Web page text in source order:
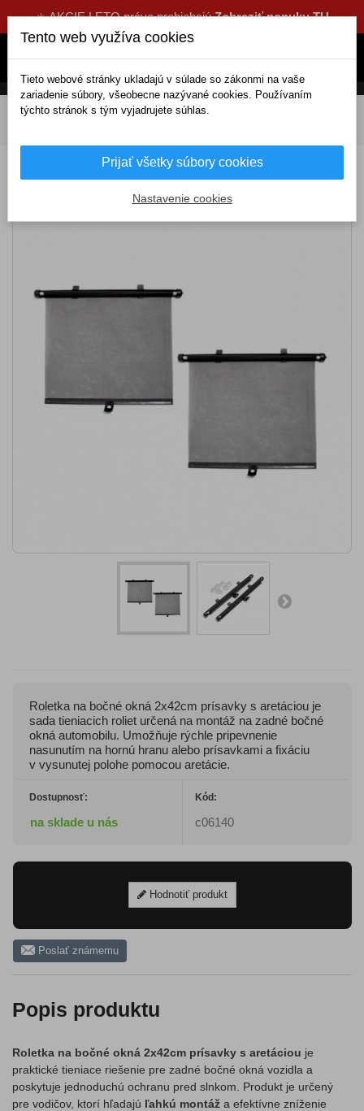
☀️ AKCIE LETO práve prebiehajúZobraziť ponuku TU
DOMOV Interiérové doplnky
Roletka na bočné okná 2x42cm prísavky s
aretáciou
Roletka na bočné okná 2x42cm prísavky s aretáciou je
sada tieniacich roliet určená na montáž na zadné bočné
okná automobilu. Umožňuje rýchle pripevnenie
nasunutím na hornú hranu alebo prísavkami a fixáciu
v vysunutej polohe pomocou aretácie.
Dostupnosť:
na sklade u nás
Kód:
c06140
Hodnotiť produkt
Poslať známemu
Popis produktu
Roletka na bočné okná 2x42cm prísavky s aretáciou je
praktické tieniace riešenie pre zadné bočné okná vozidla a
poskytuje jednoduchú ochranu pred slnkom. Produkt je určený
pre vodičov, ktorí hľadajú ľahkú montáž a efektívne zníženie
Tento web využíva cookies
Tieto webové stránky ukladajú v súlade so zákonmi na vaše
zariadenie súbory, všeobecne nazývané cookies. Používaním
týchto stránok s tým vyjadrujete súhlas.
Prijať všetky súbory cookies
Nastavenie cookies